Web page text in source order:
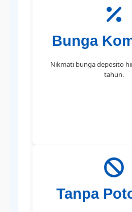
Bunga
Nikmati bunga deposito
tahun.
Tanpa